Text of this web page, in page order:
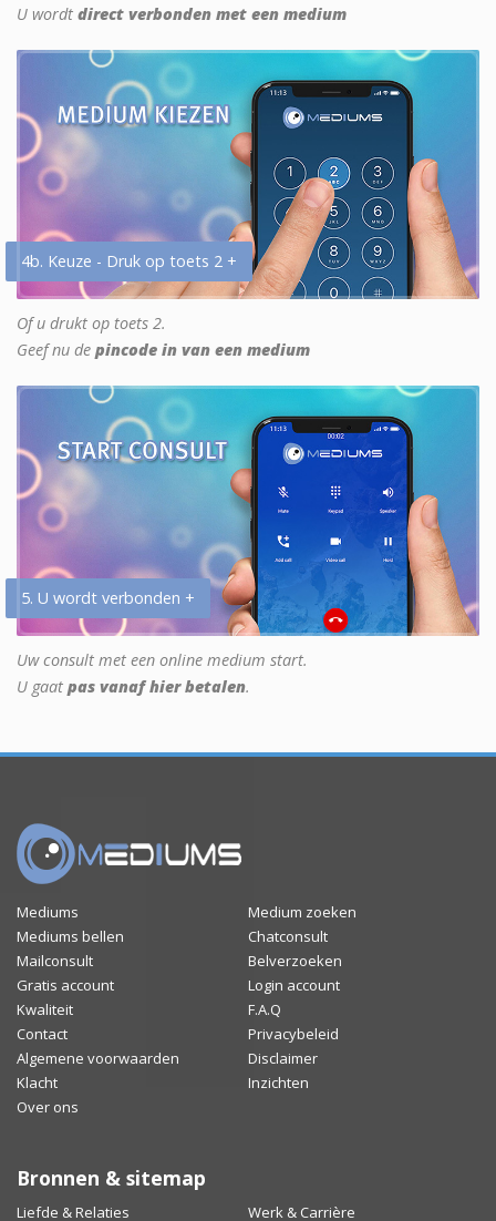
U wordt direct verbonden met een medium
4b. Keuze - Druk op toets 2 +
Of u drukt op toets 2.
Geef nu de pincode in van een medium
5. U wordt verbonden +
Uw consult met een online medium start.
U gaat pas vanaf hier betalen.
Mediums
Medium zoeken
Mediums bellen
Chatconsult
Mailconsult
Belverzoeken
Gratis account
Login account
Kwaliteit
F.A.Q
Contact
Privacybeleid
Algemene voorwaarden
Disclaimer
Klacht
Inzichten
Over ons
Bronnen & sitemap
Liefde & Relaties Werk & Carrière